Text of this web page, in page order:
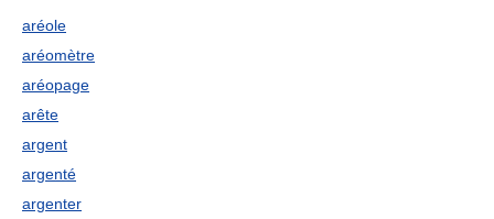
aréole
aréomètre
aréopage
arête
argent
argenté
argenter